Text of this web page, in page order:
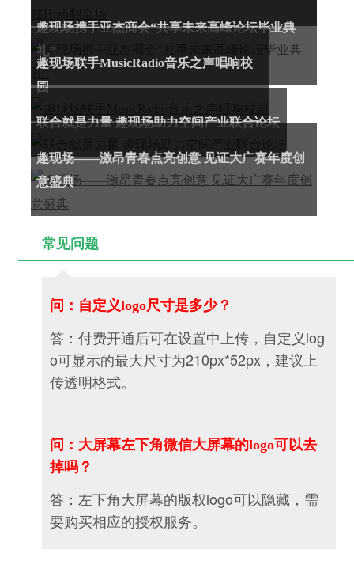
趣现场携手亚杰商会“共享未来高峰论坛毕业典
礼”
趣现场联手MusicRadio音乐之声唱响校
园
联合就是力量 趣现场助力空间产业联合论坛
趣现场——激昂青春点亮创意 见证大广赛年度创
意盛典
常见问题
问：自定义logo尺寸是多少？
答：付费开通后可在设置中上传， 自定义log
o可显示的最大尺寸为210px*52px，建议上
传透明格式。
问：大屏幕左下角微信大屏幕的logo可以去
掉吗？
答：左下角大屏幕的版权logo可以隐藏，需
要购买相应的授权服务。